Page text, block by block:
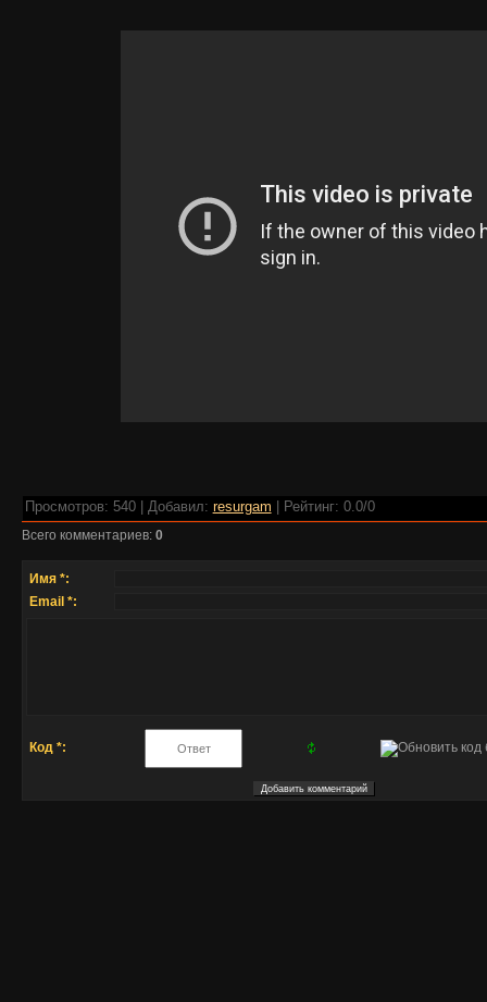
Просмотров: 540| Добавил: resurgam Рейтинг: 0.0/0
Всего комментариев: 0
Имя *:
Email *:
Код *: